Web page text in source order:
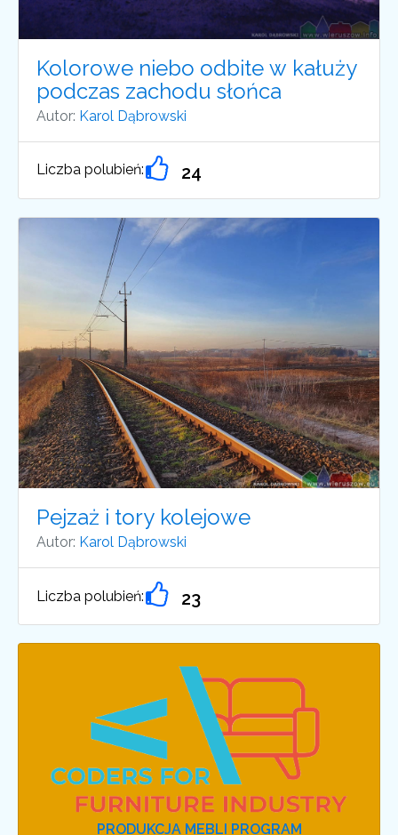
Kolorowe niebo odbite w kałuży
podczas zachodu słońca
Autor: Karol Dąbrowski
Liczba polubień: 24
Pejzaż i tory kolejowe
Autor: Karol Dąbrowski
Liczba polubień: 23
PRODUKCJA MEBLI PROGRAM